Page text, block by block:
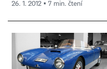
26. 1. 2012 ▪ 7 min. čtení